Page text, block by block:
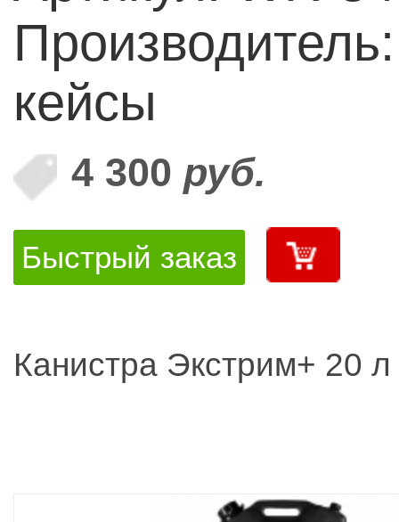
кейсы
4 300 руб.
Быстрый заказ
Канистра Экстрим+ 20